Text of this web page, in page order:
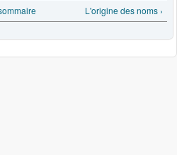
L'origine des noms ›